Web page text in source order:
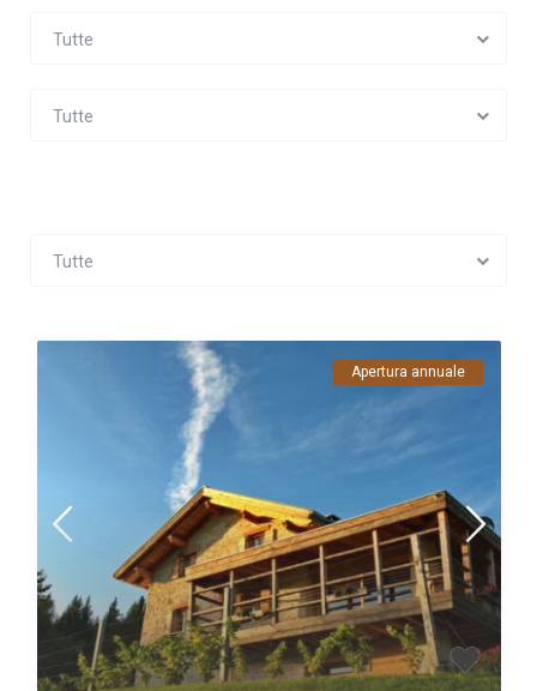
Tutte
Tutte
Tutte
Apertura annuale